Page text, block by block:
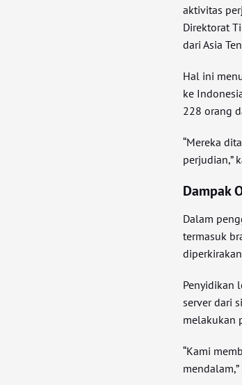
aktivitas
Direktorat
dari Asia
Hal ini
ke
228 orang
“Mereka
perjudian,”
Dampak
Dalam
termasuk
Penyidikan
server dari
melakukan
“Kami